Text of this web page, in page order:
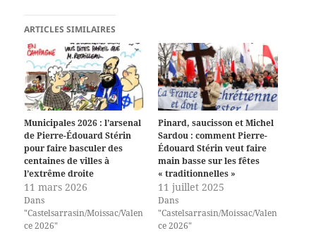
ARTICLES SIMILAIRES
Municipales 2026 : l’arsenal
de Pierre-Édouard Stérin
pour faire basculer des
centaines de villes à
l’extrême droite
11 mars 2026
Dans
"Castelsarrasin/Moissac/Valen
ce 2026"
Pinard, saucisson et Michel
Sardou : comment Pierre-
Édouard Stérin veut faire
main basse sur les fêtes
« traditionnelles »
11 juillet 2025
Dans
"Castelsarrasin/Moissac/Valen
ce 2026"